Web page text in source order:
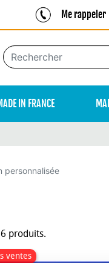
Me rappeler
IN FRANCE
personnalisée
produits.
ventes